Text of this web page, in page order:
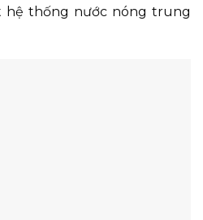
thống nước nóng trung